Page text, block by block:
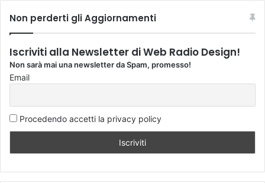
Non perderti gli Aggiornamenti
Iscriviti alla Newsletter di Web Radio Design!
Non sarà mai una newsletter da Spam, promesso!
Email
Procedendo accetti la privacy policy